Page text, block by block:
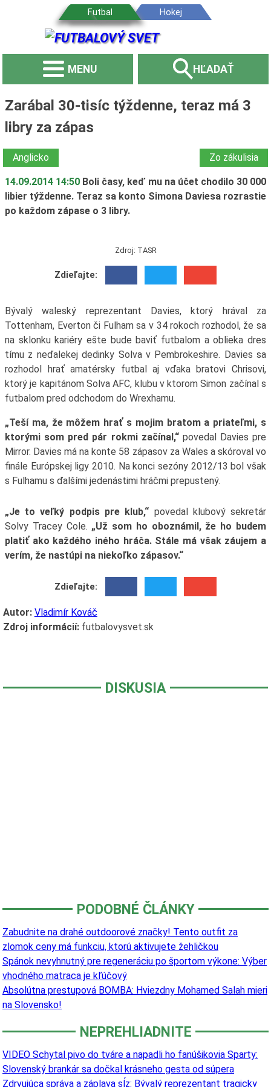
MENU HĽADAŤ
Zarábal 30-tisíc týždenne, teraz má 3
libry za zápas
Anglicko Zo zákulisia
14.09.2014 14:50 Boli časy, keď mu na účet chodilo 30 000
libier týždenne. Teraz sa konto Simona Daviesa rozrastie
po každom zápase o 3 libry.
Zdroj: TASR
Zdieľajte:
Bývalý waleský reprezentant Davies, ktorý hrával za
Tottenham, Everton či Fulham sa v 34 rokoch rozhodol, že sa
na sklonku kariéry ešte bude baviť futbalom a oblieka dres
tímu z neďalekej dedinky Solva v Pembrokeshire. Davies sa
rozhodol hrať amatérsky futbal aj vďaka bratovi Chrisovi,
ktorý je kapitánom Solva AFC, klubu v ktorom Simon začínal s
futbalom pred odchodom do Wrexhamu.
„Teší ma, že môžem hrať s mojim bratom a priateľmi, s
ktorými som pred pár rokmi začínal,“povedal Davies pre
Mirror. Davies má na konte 58 zápasov za Wales a skóroval vo
finále Európskej ligy 2010. Na konci sezóny 2012/13 bol však
s Fulhamu s ďalšími jedenástimi hráčmi prepustený.
„Je to veľký podpis pre klub,“ povedal klubový sekretár
Solvy Tracey Cole. „Už som ho oboznámil, že ho budem
platiť ako každého iného hráča. Stále má však záujem a
verím, že nastúpi na niekoľko zápasov.“
Zdieľajte:
Autor: Vladimír Kováč
Zdroj informácií:futbalovysvet.sk
DISKUSIA
PODOBNÉ ČLÁNKY
Zabudnite na drahé outdoorové značky! Tento outfit za
zlomok ceny má funkciu, ktorú aktivujete žehličkou
Spánok nevyhnutný pre regeneráciu po športom výkone: Výber
vhodného matraca je kľúčový
Absolútna prestupová BOMBA: Hviezdny Mohamed Salah mieri
na Slovensko!
NEPREHLIADNITE
VIDEO Schytal pivo do tváre a napadli ho fanúšikovia Sparty:
Slovenský brankár sa dočkal krásneho gesta od súpera
Zdrvujúca správa a záplava sĺz: Bývalý reprezentant tragicky